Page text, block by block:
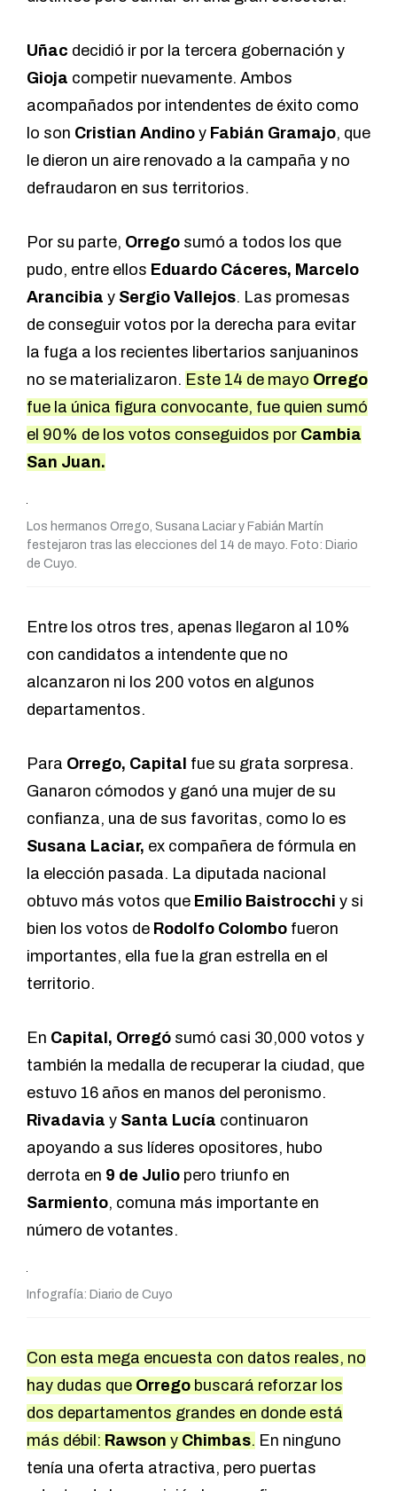
Uñac decidió ir por la tercera gobernación y
Gioja competir nuevamente. Ambos
acompañados por intendentes de éxito como
lo son Cristian Andino y Fabián Gramajo, que
le dieron un aire renovado a la campaña y no
defraudaron en sus territorios.
Por su parte, Orrego sumó a todos los que
pudo, entre ellos Eduardo Cáceres, Marcelo
Arancibia y Sergio Vallejos. Las promesas
de conseguir votos por la derecha para evitar
la fuga a los recientes libertarios sanjuaninos
no se materializaron. Este 14 de mayo Orrego
fue la única figura convocante, fue quien sumó
el 90% de los votos conseguidos por Cambia
San Juan.
Los hermanos Orrego, Susana Laciar y Fabián Martín
festejaron tras las elecciones del 14 de mayo. Foto: Diario
de Cuyo.
Entre los otros tres, apenas llegaron al 10%
con candidatos a intendente que no
alcanzaron ni los 200 votos en algunos
departamentos.
Para Orrego, Capital fue su grata sorpresa.
Ganaron cómodos y ganó una mujer de su
confianza, una de sus favoritas, como lo es
Susana Laciar, ex compañera de fórmula en
la elección pasada. La diputada nacional
obtuvo más votos que Emilio Baistrocchi y si
bien los votos de Rodolfo Colombo fueron
importantes, ella fue la gran estrella en el
territorio.
En Capital, Orregó sumó casi 30,000 votos y
también la medalla de recuperar la ciudad, que
estuvo 16 años en manos del peronismo.
Rivadavia y Santa Lucía continuaron
apoyando a sus líderes opositores, hubo
derrota en 9 de Julio pero triunfo en
Sarmiento, comuna más importante en
número de votantes.
Infografía: Diario de Cuyo
Con esta mega encuesta con datos reales, no
hay dudas que Orrego buscará reforzar los
dos departamentos grandes en donde está
más débil: Rawson y Chimbas. En ninguno
tenía una oferta atractiva, pero puertas